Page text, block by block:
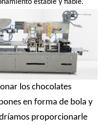
estable y fiable.
los chocolates
en forma de bola y
proporcionarle